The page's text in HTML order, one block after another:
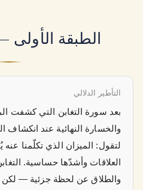
الطبقة الأولى
التأطير الدلالي
بعد سورة التغابن التي كشفت
والخسارة النهائية عند انكشاف
لتقول: الميزان الذي تكلّمنا
العلاقات وأشدّها حساسية.
والطلاق عن لحظة جزئية — لكن